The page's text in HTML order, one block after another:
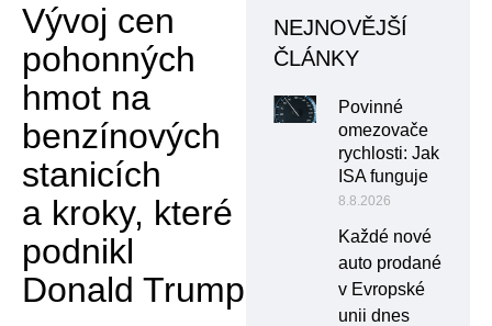
Vývoj cen
pohonných
hmot na
benzínových
stanicích
a kroky, které
podnikl
Donald Trump
NEJNOVĚJŠÍ
ČLÁNKY
Povinné
omezovače
rychlosti: Jak
ISA funguje
8.8.2026
Každé nové
auto prodané
v Evropské
unii dnes